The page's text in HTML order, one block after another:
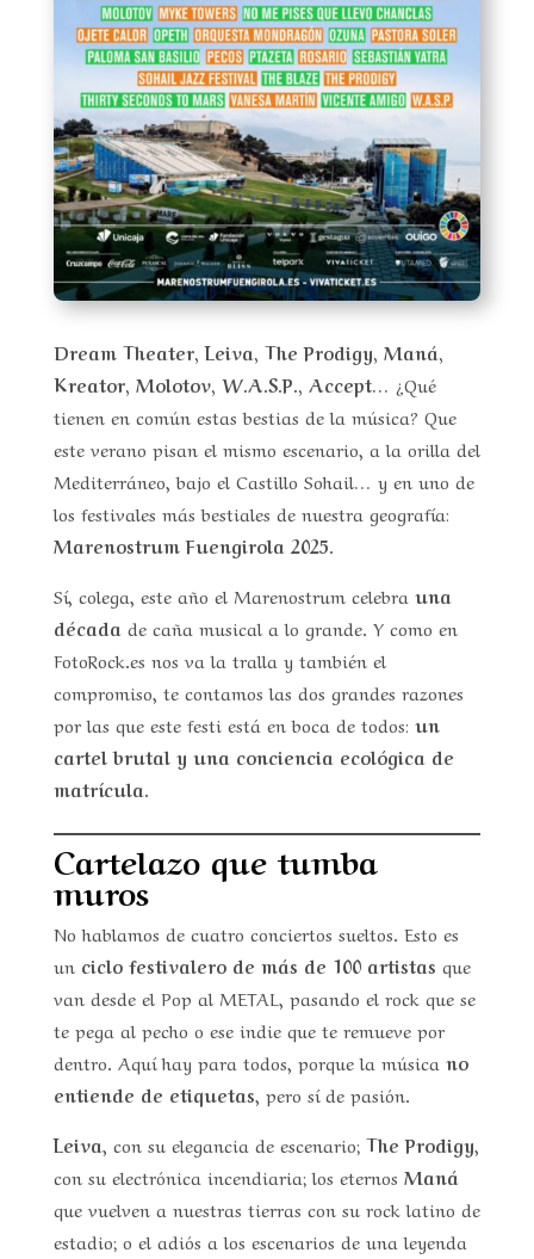
Dream Theater, Leiva, The Prodigy, Maná,
Kreator, Molotov, W.A.S.P., Accept… ¿Qué
tienen en común estas bestias de la música? Que
este verano pisan el mismo escenario, a la orilla del
Mediterráneo, bajo el Castillo Sohail… y en uno de
los festivales más bestiales de nuestra geografía:
Marenostrum Fuengirola 2025.
Sí, colega, este año el Marenostrum celebra una
décadade caña musical a lo grande. Y como en
FotoRock.es nos va la tralla y también el
compromiso, te contamos las dos grandes razones
por las que este festi está en boca de todos: un
cartel brutal y una conciencia ecológica de
matrícula.
Cartelazo que tumba
muros
No hablamos de cuatro conciertos sueltos. Esto es
un ciclo festivalero de más de 100 artistas que
van desde el Pop al METAL, pasando el rock que se
te pega al pecho o ese indie que te remueve por
dentro. Aquí hay para todos, porque la música no
entiende de etiquetas, pero sí de pasión.
Leiva, con su elegancia de escenario; The Prodigy,
con su electrónica incendiaria; los eternos Maná
que vuelven a nuestras tierras con su rock latino de
estadio; o el adiós a los escenarios de una leyenda